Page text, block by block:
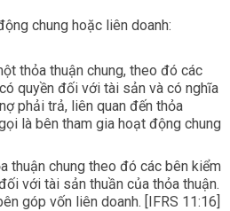
chung hoặc liên doanh:
thỏa thuận chung, theo đó các
quyền đối với tài sản và có nghĩa
phải trả, liên quan đến thỏa
là bên tham gia hoạt động chung
thuận chung theo đó các bên kiểm
với tài sản thuần của thỏa thuận.
góp vốn liên doanh. [IFRS 11:16]